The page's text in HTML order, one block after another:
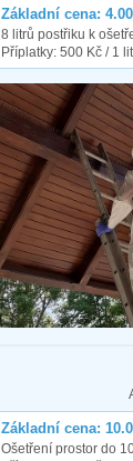
Základní cena:
8 litrů postřiku k
Příplatky: 500 Kč / 1
Základní cena:
Ošetření prostor do